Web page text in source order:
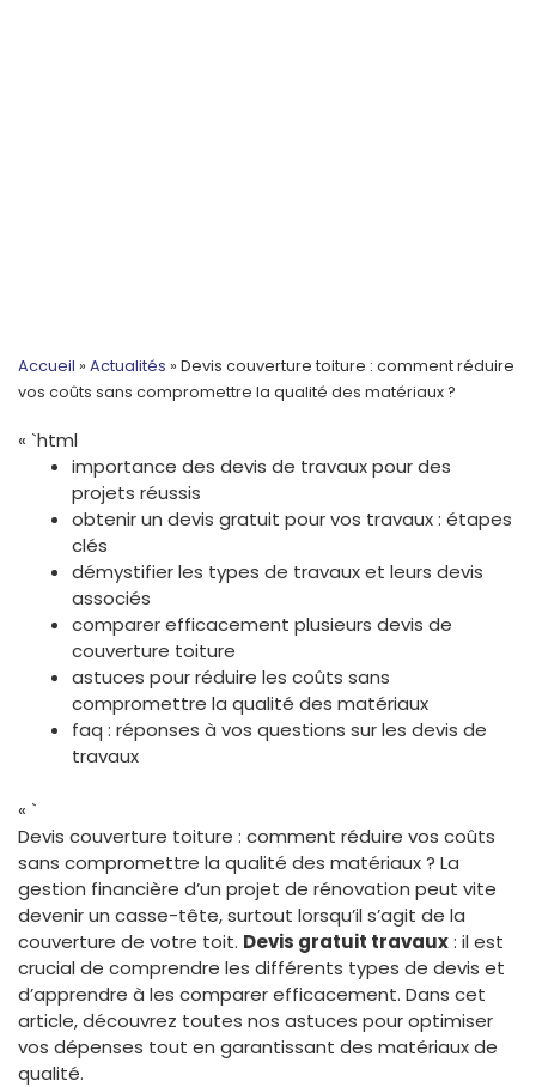
Accueil » Actualités » Devis couverture toiture : comment réduire
vos coûts sans compromettre la qualité des matériaux ?
« `html
importance des devis de travaux pour des
projets réussis
obtenir un devis gratuit pour vos travaux : étapes
clés
démystifier les types de travaux et leurs devis
associés
comparer efficacement plusieurs devis de
couverture toiture
astuces pour réduire les coûts sans
compromettre la qualité des matériaux
faq : réponses à vos questions sur les devis de
travaux
« `
Devis couverture toiture : comment réduire vos coûts
sans compromettre la qualité des matériaux ? La
gestion financière d’un projet de rénovation peut vite
devenir un casse-tête, surtout lorsqu’il s’agit de la
couverture de votre toit. Devis gratuit travaux: il est
crucial de comprendre les différents types de devis et
d’apprendre à les comparer efficacement. Dans cet
article, découvrez toutes nos astuces pour optimiser
vos dépenses tout en garantissant des matériaux de
qualité.